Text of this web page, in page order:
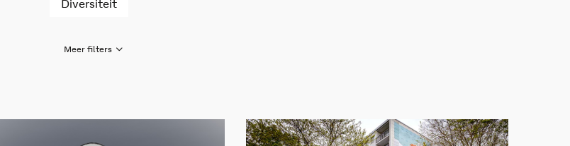
Diversiteit
Meer filters
Onderwijs en ontwikkeling Overig